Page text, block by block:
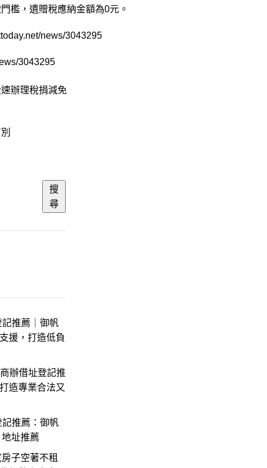
檻，遺贈稅應納金額為0元。
news/3043295
3043295
辦理稅捐減免
搜
尋
推薦｜御帆
援，打造低負
辦借址登記推
造專業合法又
推薦：御帆
址推薦
子空著不租